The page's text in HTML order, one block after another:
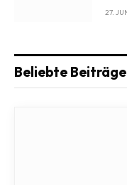
27.
Beliebte Beiträge